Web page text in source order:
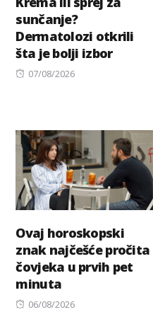
sunčanje?
Dermatolozi otkrili
šta je bolji izbor
Posted
07/08/2026
Ovaj horoskopski
znak najčešće pročita
čovjeka u prvih pet
minuta
Posted
06/08/2026